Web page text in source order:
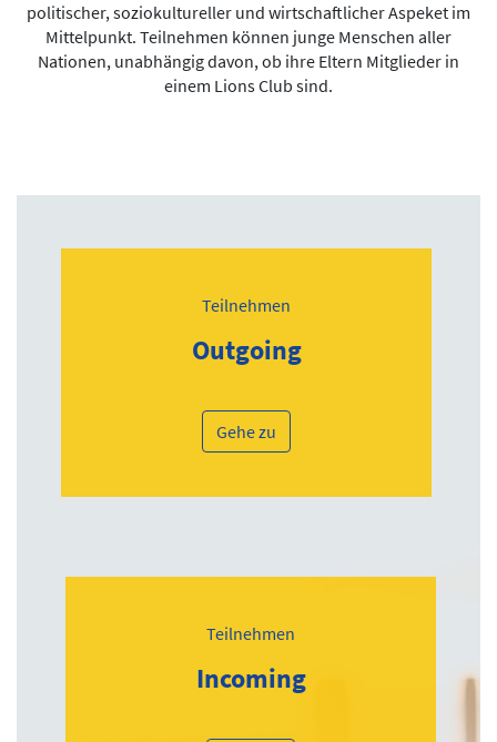
politischer, soziokultureller und wirtschaftlicher Aspeket im
Mittelpunkt. Teilnehmen können junge Menschen aller
Nationen, unabhängig davon, ob ihre Eltern Mitglieder in
einem Lions Club sind.
Teilnehmen
Outgoing
Gehe zu
Teilnehmen
Incoming